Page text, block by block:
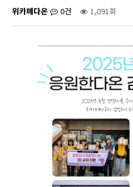
위카페다온 0건 1,091회